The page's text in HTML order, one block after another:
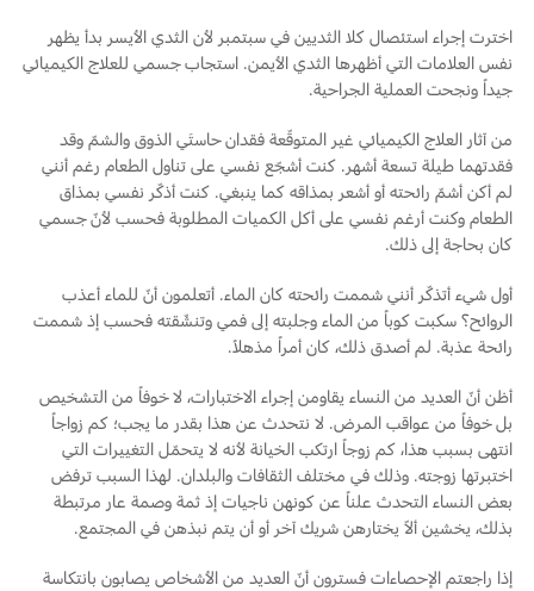
اخترت إجراء استئصال كلا الثديين في سبتمبر لأن الثدي الأيسر بدأ يظهر
نفس العلامات التي أظهرها الثدي الأيمن. استجاب جسمي للعلاج الكيميائي
جيداً ونجحت العملية الجراحية.
من آثار العلاج الكيميائي غير المتوقّعة فقدان حاستَي الذوق والشمّ وقد
فقدتهما طيلة تسعة أشهر. كنت أشجّع نفسي على تناول الطعام رغم أنني
لم أكن أشمّ رائحته أو أشعر بمذاقه كما ينبغي. كنت أذكّر نفسي بمذاق
الطعام وكنت أرغم نفسي على أكل الكميات المطلوبة فحسب لأنّ جسمي
كان بحاجة إلى ذلك.
أول شيء أتذكّر أنني شممت رائحته كان الماء. أتعلمون أنّ للماء أعذب
الروائح؟ سكبت كوباً من الماء وجلبته إلى فمي وتنشّقته فحسب إذ شممت
رائحة عذبة. لم أصدق ذلك، كان أمراً مذهلاً.
أظن أنّ العديد من النساء يقاومن إجراء الاختبارات، لا خوفاً من التشخيص
بل خوفاً من عواقب المرض. لا نتحدث عن هذا بقدر ما يجب؛ كم زواجاً
انتهى بسبب هذا، كم زوجاً ارتكب الخيانة لأنه لا يتحمّل التغييرات التي
اختبرتها زوجته. وذلك في مختلف الثقافات والبلدان. لهذا السبب ترفض
بعض النساء التحدث علناً عن كونهن ناجيات إذ ثمة وصمة عار مرتبطة
بذلك، يخشين ألاّ يختارهن شريك آخر أو أن يتم نبذهن في المجتمع.
إذا راجعتم الإحصاءات فسترون أنّ العديد من الأشخاص يصابون بانتكاسة